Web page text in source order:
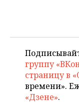
группу
страницу в
времени».
«Дзене».